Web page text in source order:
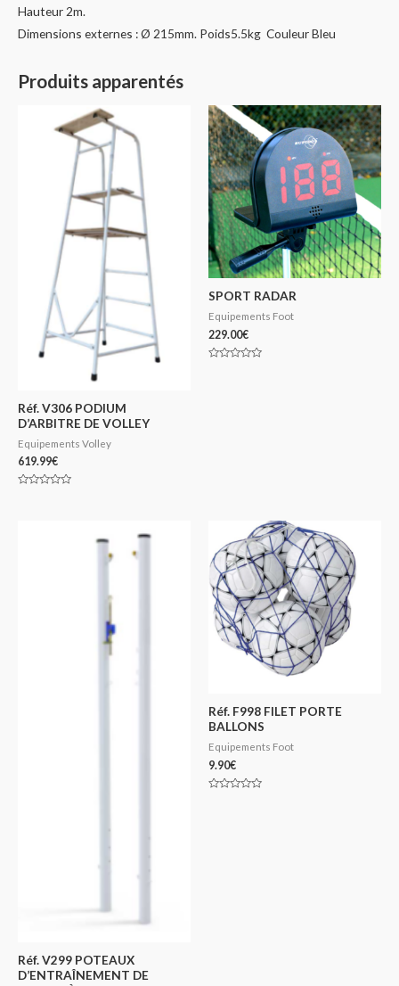
Hauteur 2m.
Dimensions externes : Ø 215mm. Poids5.5kg Couleur Bleu
Produits apparentés
Réf. V306 PODIUM
D’ARBITRE DE VOLLEY
Equipements Volley
619.99€
SPORT RADAR
Equipements Foot
229.00€
Réf. V299 POTEAUX
D’ENTRAÎNEMENT DE
Réf. F998 FILET PORTE
BALLONS
Equipements Foot
9.90€